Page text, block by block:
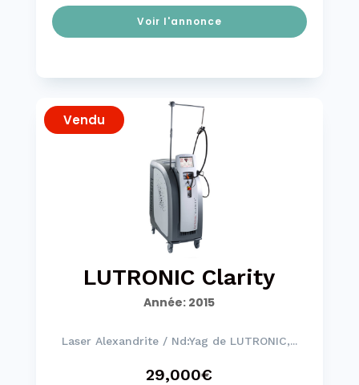
Voir l'annonce
Vendu
LUTRONIC Clarity
Année: 2015
Laser Alexandrite / Nd:Yag de LUTRONIC,...
29,000€